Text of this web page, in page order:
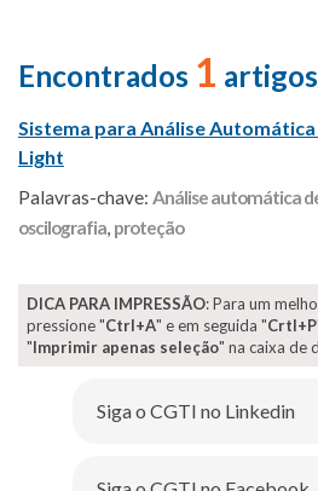
Encontrados 1
Sistema para Análise
Light
Palavras-chave: Análise automática
oscilografia, proteção
DICA PARA IMPRESSÃO: Para um
pressione "Ctrl+A" e em seguida "Crtl+P
"Imprimir apenas seleção" na caixa de
Siga o CGTI no Linkedin